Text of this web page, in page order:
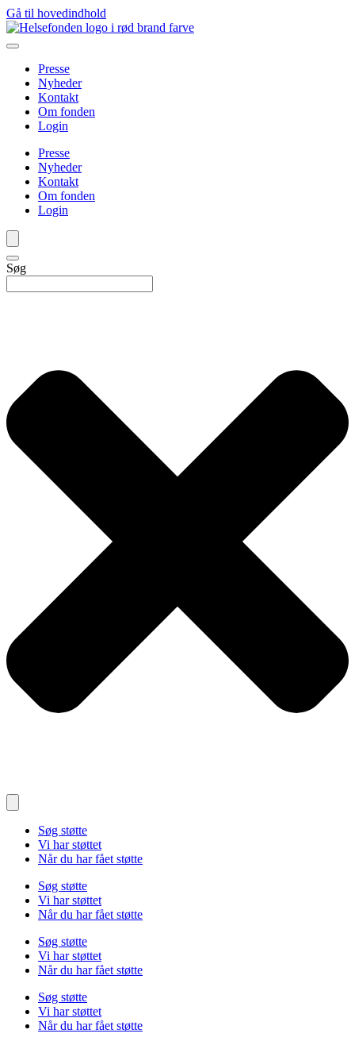
Gå til hovedindhold
Presse
Nyheder
Kontakt
Om fonden
Login
Presse
Nyheder
Kontakt
Om fonden
Login
Søg
Søg støtte
Vi har støttet
Når du har fået støtte
Søg støtte
Vi har støttet
Når du har fået støtte
Søg støtte
Vi har støttet
Når du har fået støtte
Søg støtte
Vi har støttet
Når du har fået støtte